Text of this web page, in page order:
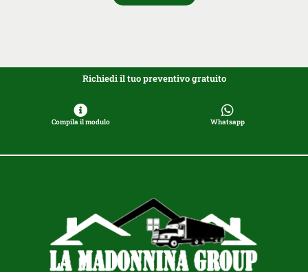
Richiedi il tuo preventivo gratuito
Compila il modulo Whatsapp